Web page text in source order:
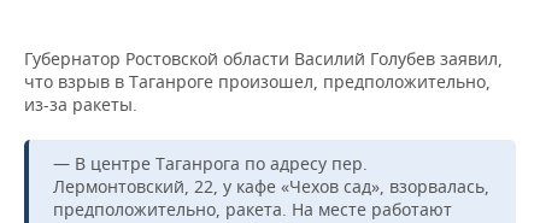
ONLINE-КОНФЕРЕНЦИИ
ОТКРЫТАЯ ЛЕКЦИЯ
ХОККЕЙ
БАСКЕТБОЛ
ВОЛЕЙБОЛ
КИБЕРСПОРТ
ВЛАСТЬ
ИНФРАСТРУКТУРА
ИСТОРИЯ
КУЛЬТУРА
СЮЖЕТЫ
СПРАВОЧНИК
СПИСОК ПЕРСОН
СПИСОК КОМПАНИЙ
ПОЛНАЯ ВЕРСИЯ
Губернатор Ростовской области Василий Голубев заявил,
что взрыв в Таганроге произошел, предположительно,
из-за ракеты.
— В центре Таганрога по адресу пер.
Лермонтовский, 22, у кафе «Чехов сад», взорвалась,
предположительно, ракета. На месте работают